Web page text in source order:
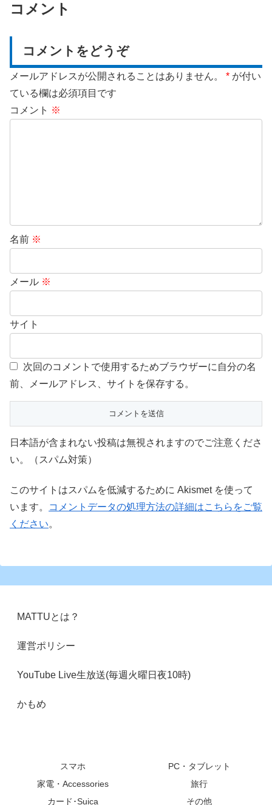
コメント
コメントをどうぞ
メールアドレスが公開されることはありません。 * が付い
ている欄は必須項目です
コメント ※
名前 ※
メール ※
サイト
次回のコメントで使用するためブラウザーに自分の名
前、メールアドレス、サイトを保存する。
日本語が含まれない投稿は無視されますのでご注意くださ
い。（スパム対策）
このサイトはスパムを低減するために Akismet を使って
います。
コメントデータの処理方法の詳細はこちらをご覧
ください。
MATTUとは？
運営ポリシー
YouTube Live生放送(毎週火曜日夜10時)
かもめ
スマホ
PC・タブレット
家電・Accessories
旅行
カード･Suica
その他